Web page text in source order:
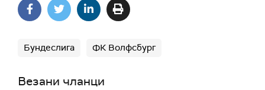
Бундеслига ФК Волфсбург
Везани чланци